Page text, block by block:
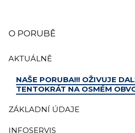
O PORUBĚ
AKTUÁLNĚ
NAŠE PORUBA!!! OŽIVUJE
TENTOKRÁT NA OSMÉM
ZÁKLADNÍ ÚDAJE
INFOSERVIS